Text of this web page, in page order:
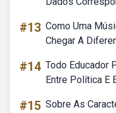
#13 Como Uma
Chegar A
#14 Todo Educador
Entre Política E
#15 Sobre As